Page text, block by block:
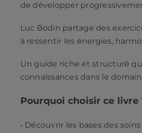
de développer
Luc Bodin partage des
à ressentir les énergies,
Un guide riche et structuré
connaissances dans le
Pourquoi choisir ce livre
• Découvrir les bases des